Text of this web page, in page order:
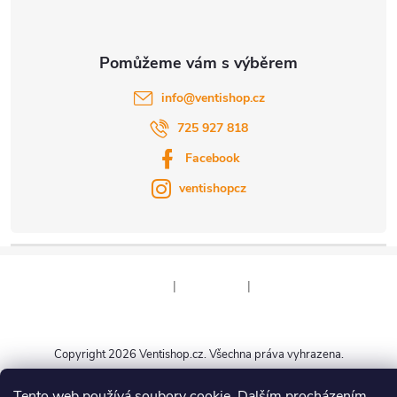
info@ventishop.cz
725 927 818
Facebook
ventishopcz
| |
Vytvořil Shoptet
Copyright 2026Ventishop.cz. Všechna práva vyhrazena.